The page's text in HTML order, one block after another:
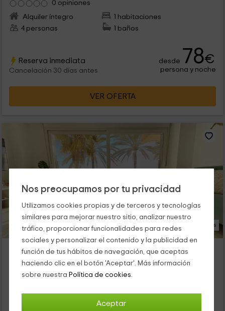
Nos preocupamos por tu privacidad
Utilizamos cookies propias y de terceros y tecnologías
similares para mejorar nuestro sitio, analizar nuestro
tráfico, proporcionar funcionalidades para redes
sociales y personalizar el contenido y la publicidad en
función de tus hábitos de navegación, que aceptas
haciendo clic en el botón 'Aceptar'. Más información
sobre nuestra Política de cookies.
Aceptar
0 opiniones
Alquiler íntegro
1 habitaciones
4 personas
1 baños
Reserva inmediata
Cancelación 30 días antes
desde 78€
persona y noche
VER OFERTA
21 Fotos
Kaleria Suites- Apartamento CS6
Alojamiento ubicado a 1.5km de Boca De Los Frailes
Almería (Capital), Almería